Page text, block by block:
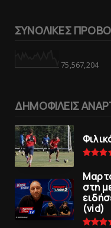
ΣΥΝΟΛΙΚΕΣ
75,567,204
ΔΗΜΟΦΙΛΕΙΣ
στη
(vid)